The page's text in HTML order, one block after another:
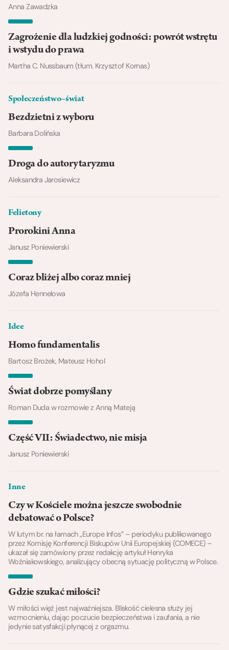
Anna Zawadzka
Zagrożenie dla ludzkiej godności: powrót wstrętu
i wstydu do prawa
Martha C. Nussbaum (tłum. Krzysztof Kornas)
Społeczeństwo–świat
Bezdzietni z wyboru
Barbara Dolińska
Droga do autorytaryzmu
Aleksandra Jarosiewicz
Felietony
Prorokini Anna
Janusz Poniewierski
Coraz bliżej albo coraz mniej
Józefa Hennelowa
Idee
Homo fundamentalis
Bartosz Brożek, Mateusz Hohol
Świat dobrze pomyślany
Roman Duda w rozmowie z Anną Mateją
Część VII: Świadectwo, nie misja
Janusz Poniewierski
Inne
Czy w Kościele można jeszcze swobodnie
debatować o Polsce?
W lutym br. na łamach „Europe Infos” – periodyku publikowanego
przez Komisję Konferencji Biskupów Unii Europejskiej (COMECE) –
ukazał się zamówiony przez redakcję artykuł Henryka
Woźniakowskiego, analizujący obecną sytuację polityczną w Polsce.
Gdzie szukać miłości?
W miłości więź jest najważniejsza. Bliskość cielesna służy jej
wzmocnieniu, dając poczucie bezpieczeństwa i zaufania, a nie
jedynie satysfakcji płynącej z orgazmu.